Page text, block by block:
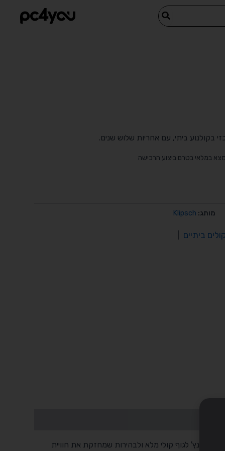
במלאי בטרם ביצוע הרכישה
מותג: Klipsch
ביתיים
רמקול הסנטר Klipsch RP-504C II ממלא את הערוץ המרכזי במערכת קולנוע ביתי, שם עובר עיקר הדיאלוג. הוא בנוי עם וופר בגודל 5.25 אינץ' לגוף קולי מלא ולבהירות שמחזקת את חוויית